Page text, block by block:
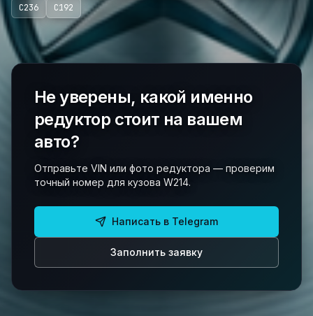
C236
C192
Не уверены, какой именно
редуктор стоит на вашем
авто?
Отправьте VIN или фото редуктора — проверим
точный номер для кузова W214.
Написать в Telegram
Заполнить заявку